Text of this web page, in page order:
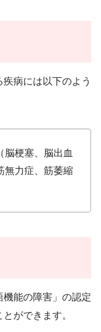
病には以下のよう
脳梗塞、脳出血
無力症、筋萎縮
能の障害」の認定
ができます。